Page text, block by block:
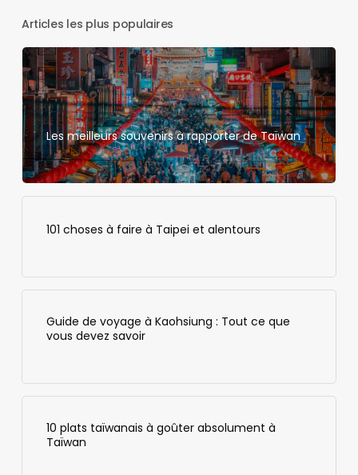
Articles les plus populaires
Les meilleurs souvenirs à rapporter de Taïwan
101 choses à faire à Taipei et alentours
Guide de voyage à Kaohsiung : Tout ce que
vous devez savoir
10 plats taïwanais à goûter absolument à
Taïwan